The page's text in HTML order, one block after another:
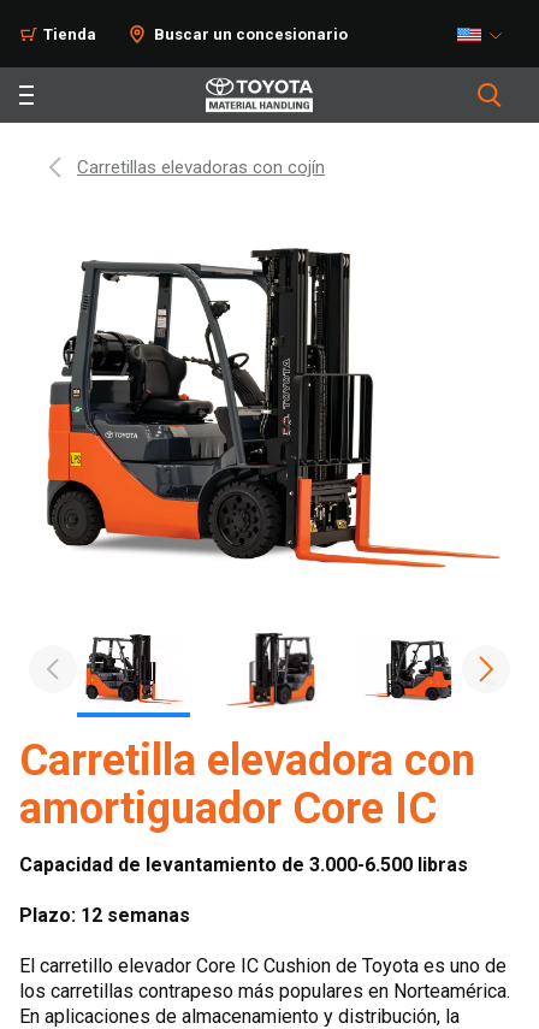
Tienda Buscar un concesionario
Carretillas elevadoras con cojín
Carretilla elevadora con
amortiguador Core IC
Capacidad de levantamiento de 3.000-6.500 libras
Plazo: 12 semanas
El carretillo elevador Core IC Cushion de Toyota es uno de
los carretillas contrapeso más populares en Norteamérica.
En aplicaciones de almacenamiento y distribución, la